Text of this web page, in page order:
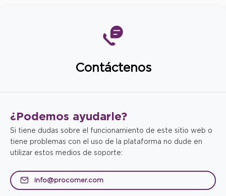
Contáctenos
¿Podemos ayudarle?
Si tiene dudas sobre el funcionamiento de este sitio web o
tiene problemas con el uso de la plataforma no dude en
utilizar estos medios de soporte:
info@procomer.com